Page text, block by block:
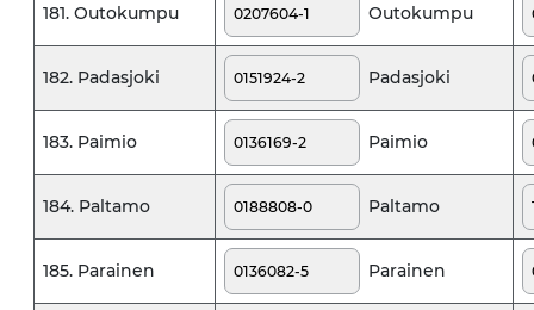
181. Outokumpu Outokumpu
182. Padasjoki Padasjoki
183. Paimio Paimio
184. Paltamo Paltamo
185. Parainen Parainen